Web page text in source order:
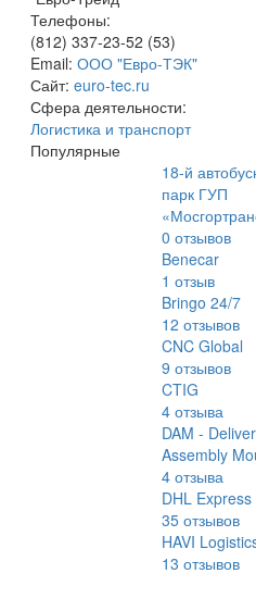
Телефоны:
(812) 337-23-52 (53)
Email: ООО "Евро-ТЭК"
Сайт: euro-tec.ru
Сфера деятельности:
Логистика и транспорт
Популярные
18-й
парк ГУП
0 отзывов
Benecar
1 отзыв
Bringo 24/7
12 отзывов
CNC Global
9 отзывов
CTIG
4 отзыва
DAM -
Assembly
4 отзыва
DHL Express
35 отзывов
HAVI
13 отзывов